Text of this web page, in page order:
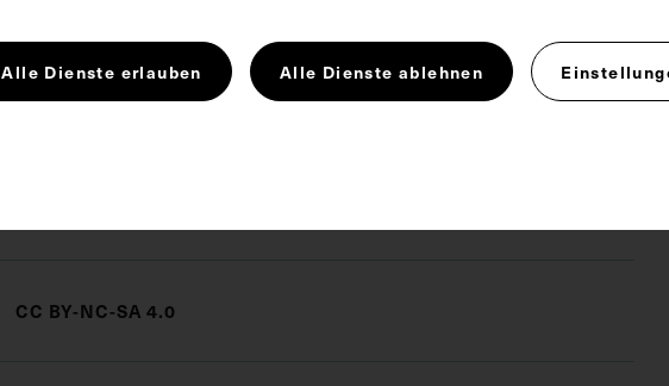
Photo, Glasgow, stammt. Vorderseitig mit zwei Stempeln des
Instituts für Geschichte der Medizin, Wien, versehen.
CC BY-NC-SA 4.0
Alle Dienste erlauben Alle Dienste ablehnen